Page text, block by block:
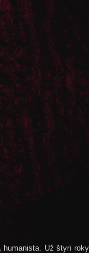
humanista. Už štyri